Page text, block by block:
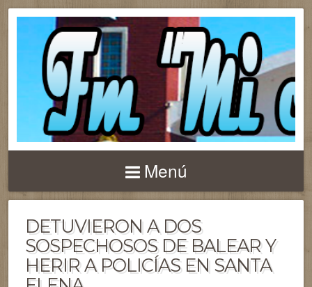
Menú
DETUVIERON A DOS
SOSPECHOSOS DE BALEAR Y
HERIR A POLICÍAS EN SANTA